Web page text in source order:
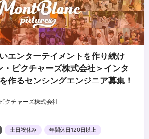
エンターテイメントを作り続け
・ピクチャーズ株式会社＞インタ
作るセンシングエンジニア募集！
クチャーズ株式会社
土日祝休み
年間休日120日以上